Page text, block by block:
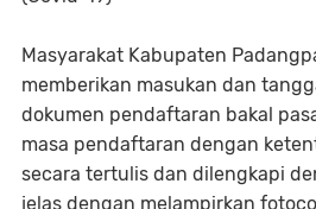
Masyarakat Kabupaten
memberikan masukan dan
dokumen pendaftaran bakal
masa pendaftaran dengan
secara tertulis dan dilengkapi
jelas dengan melampirkan